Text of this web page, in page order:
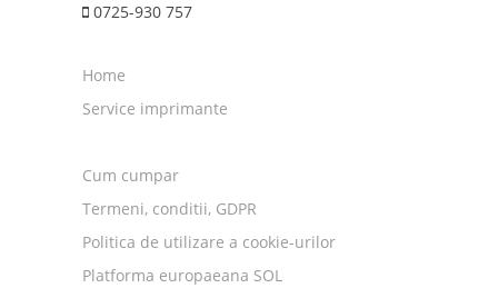
0725-930 757
Home
Service imprimante
Cum cumpar
Termeni, conditii, GDPR
Politica de utilizare a cookie-urilor
Platforma europaeana SOL